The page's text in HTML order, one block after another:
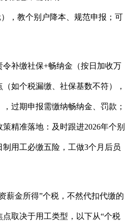
），教个别户降本、规范申报；可
补缴社保+畅纳金（按日加收万
如个税漏缴、社保基数不符），
过期申报需缴纳畅纳金、罚款；
精准落地：及时跟进2026年个别
用工必缴五险，工做3个月后员
金所得”个税，不然代扣代缴的
取决于用工类型，以下从“个税